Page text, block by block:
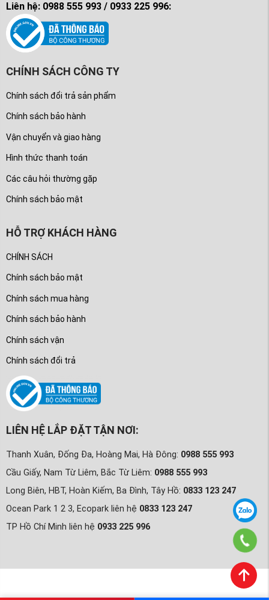
Liên hệ: 0988 555 993 / 0933 225 996:
CHÍNH SÁCH CÔNG TY
Chính sách đổi trả sản phẩm
Chính sách bảo hành
Vận chuyển và giao hàng
Hình thức thanh toán
Các câu hỏi thường gặp
Chính sách bảo mật
HỖ TRỢ KHÁCH HÀNG
CHÍNH SÁCH
Chính sách bảo mật
Chính sách mua hàng
Chính sách bảo hành
Chính sách vận
Chính sách đổi trả
LIÊN HỆ LẮP ĐẶT TẬN NƠI:
Thanh Xuân, Đống Đa, Hoàng Mai, Hà Đông: 0988 555 993
Cầu Giấy, Nam Từ Liêm, Bắc Từ Liêm: 0988 555 993
Long Biên, HBT, Hoàn Kiếm, Ba Đình, Tây Hồ: 0833 123 247
Ocean Park 1 2 3, Ecopark liên hệ 0833 123 247
TP Hồ Chí Minh liên hệ 0933 225 996